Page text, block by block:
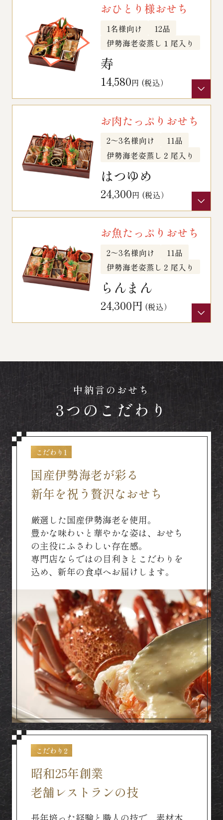
伊勢海老料理一覧
季節限定商品
おひとり様おせち
1名様向け
12品
伊勢海老姿蒸し１尾入り
寿
14,580円 (税込）
お肉たっぷりおせち
2～3名様向け
11品
伊勢海老姿蒸し２尾入り
はつゆめ
24,300円 (税込）
お魚たっぷりおせち
2～3名様向け
11品
伊勢海老姿蒸し２尾入り
らんまん
24,300円 (税込）
中納言のおせち
3つのこだわり
こだわり1
国産伊勢海老が彩る
新年を祝う贅沢なおせち
厳選した国産伊勢海老を使用。
豊かな味わいと華やかな姿は、おせち
の主役にふさわしい存在感。
専門店ならではの目利きとこだわりを
込め、新年の食卓へお届けします。
こだわり2
昭和25年創業
老舗レストランの技